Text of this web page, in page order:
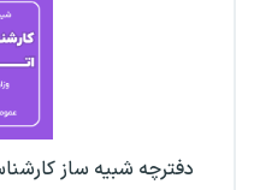
دفترچه شبیه ساز